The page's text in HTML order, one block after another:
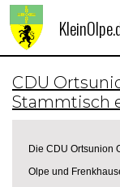
CDU
Stammtisch
Die CDU Ortsunion
Olpe und